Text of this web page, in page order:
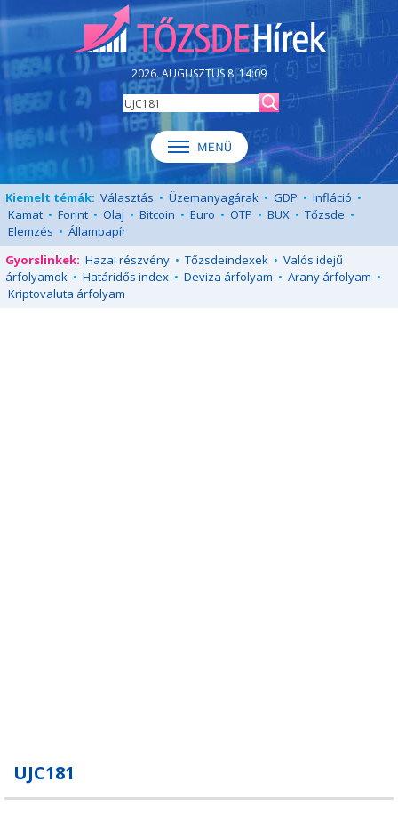
2026. AUGUSZTUS 8. 14:09
Kiemelt témák: Választás • Üzemanyagárak • GDP • Infláció •
Kamat • Forint • Olaj • Bitcoin • Euro • OTP • BUX • Tőzsde •
Elemzés • Állampapír
Gyorslinkek: Hazai részvény • Tőzsdeindexek • Valós idejű
árfolyamok • Határidős index • Deviza árfolyam • Arany árfolyam •
Kriptovaluta árfolyam
UJC181